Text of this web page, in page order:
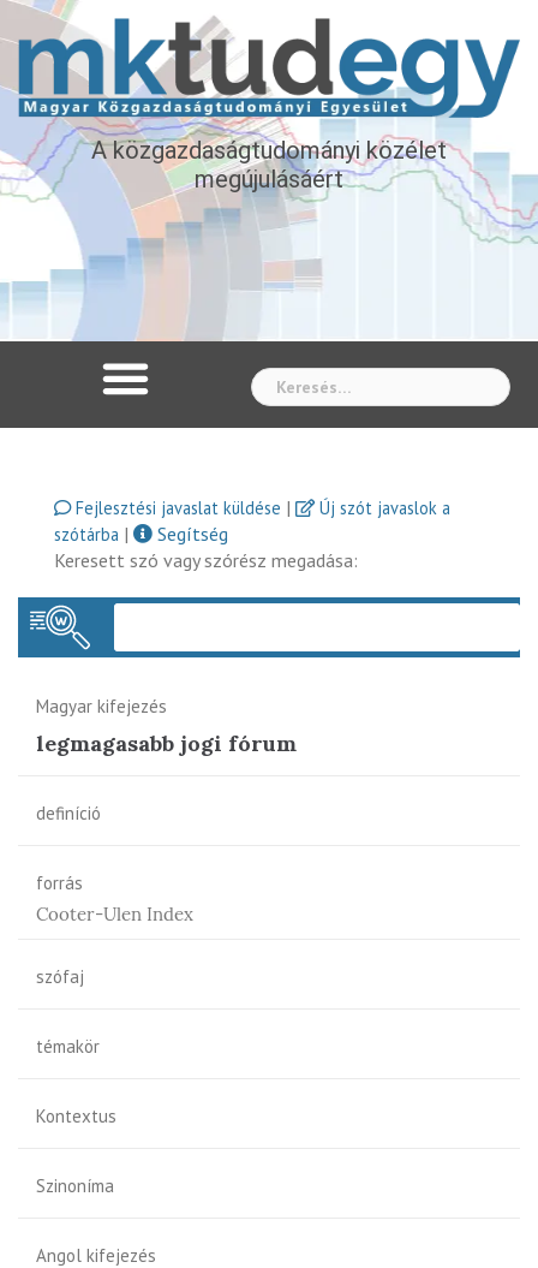
A közgazdaságtudományi közélet
megújulásáért
Fejlesztési javaslat küldése |
Új szót javaslok a
szótárba |
Segítség
Keresett szó vagy szórész megadása:
Magyar kifejezés
legmagasabb jogi fórum
definíció
forrás
Cooter-Ulen Index
szófaj
témakör
Kontextus
Szinoníma
Angol kifejezés